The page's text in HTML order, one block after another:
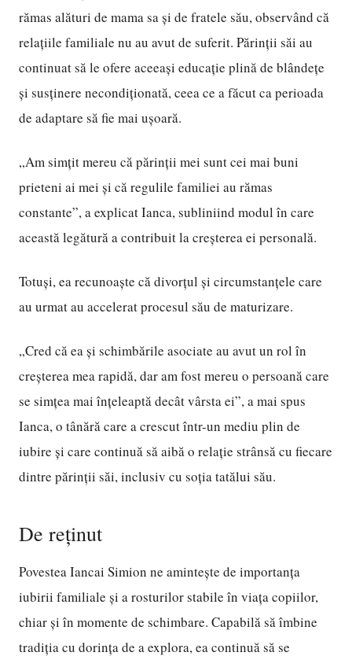
rămas alături de mama sa și de fratele său, observând că
relațiile familiale nu au avut de suferit. Părinții săi au
continuat să le ofere aceeași educație plină de blândețe
și susținere necondiționată, ceea ce a făcut ca perioada
de adaptare să fie mai ușoară.
„Am simțit mereu că părinții mei sunt cei mai buni
prieteni ai mei și că regulile familiei au rămas
constante”, a explicat Ianca, subliniind modul în care
această legătură a contribuit la creșterea ei personală.
Totuși, ea recunoaște că divorțul și circumstanțele care
au urmat au accelerat procesul său de maturizare.
„Cred că ea și schimbările asociate au avut un rol în
creșterea mea rapidă, dar am fost mereu o persoană care
se simțea mai înțeleaptă decât vârsta ei”, a mai spus
Ianca, o tânără care a crescut într-un mediu plin de
iubire și care continuă să aibă o relație strânsă cu fiecare
dintre părinții săi, inclusiv cu soția tatălui său.
De reținut
Povestea Iancai Simion ne amintește de importanța
iubirii familiale și a rosturilor stabile în viața copiilor,
chiar și în momente de schimbare. Capabilă să îmbine
tradiția cu dorința de a explora, ea continuă să se